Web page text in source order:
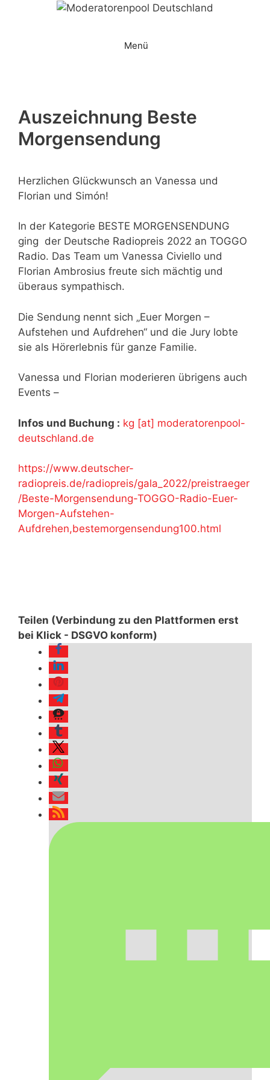
Menü
Auszeichnung Beste
Morgensendung
Herzlichen Glückwunsch an Vanessa und
Florian und Simón!
In der Kategorie BESTE MORGENSENDUNG
ging der Deutsche Radiopreis 2022 an TOGGO
Radio. Das Team um Vanessa Civiello und
Florian Ambrosius freute sich mächtig und
überaus sympathisch.
Die Sendung nennt sich „Euer Morgen –
Aufstehen und Aufdrehen“ und die Jury lobte
sie als Hörerlebnis für ganze Familie.
Vanessa und Florian moderieren übrigens auch
Events –
Infos und Buchung : kg [at] moderatorenpool-
deutschland.de
https://www.deutscher-
radiopreis.de/radiopreis/gala_2022/preistraeger
/Beste-Morgensendung-TOGGO-Radio-Euer-
Morgen-Aufstehen-
Aufdrehen,bestemorgensendung100.html
Teilen (Verbindung zu den Plattformen erst
bei Klick - DSGVO konform)